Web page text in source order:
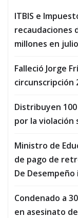
ITBIS e
recaudaciones
millones en julio
Falleció Jorge
circunscripción
Distribuyen
por la violación
Ministro de
de pago de
De
Condenado a
en asesinato